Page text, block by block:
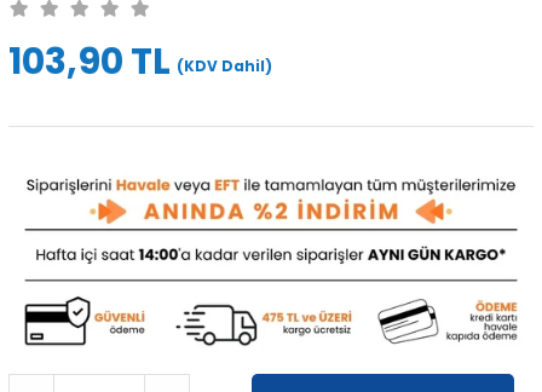
103,90 TL (KDV Dahil)